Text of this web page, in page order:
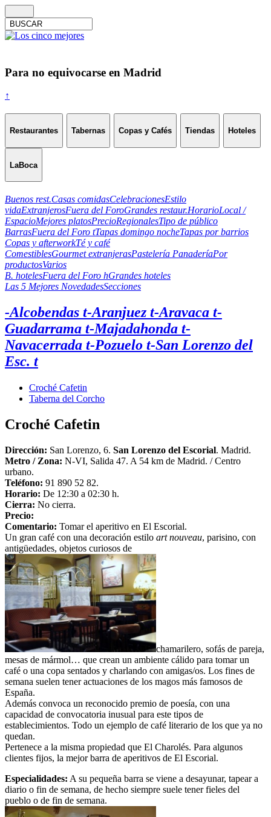
Para no equivocarse en Madrid
↑
Restaurantes Tabernas Copas y Cafés Tiendas Hoteles
LaBoca
Buenos rest.Casas comidasCelebracionesEstilo
vidaExtranjerosFuera del ForoGrandes restaur.HorarioLocal /
EspacioMejores platosPrecioRegionalesTipo de público
BarrasFuera del Foro tTapas domingo nocheTapas por barrios
Copas y afterworkTé y café
ComestiblesGourmet extranjerasPastelería PanaderíaPor
productosVarios
B. hotelesFuera del Foro hGrandes hoteles
Las 5 Mejores NovedadesSecciones
-Alcobendas t-Aranjuez t-Aravaca t-
Guadarrama t-Majadahonda t-
Navacerrada t-Pozuelo t-San Lorenzo del
Esc. t
Croché Cafetin
Taberna del Corcho
Croché Cafetin
Dirección: San Lorenzo, 6. San Lorenzo del Escorial. Madrid.
Metro / Zona: N-VI, Salida 47. A 54 km de Madrid. / Centro
urbano.
Teléfono: 91 890 52 82.
Horario: De 12:30 a 02:30 h.
Cierra: No cierra.
Precio:
Comentario: Tomar el aperitivo en El Escorial.
Un gran café con una decoración estilo art nouveau, parisino, con
antigüedades, objetos curiosos de
chamarilero, sofás de pareja,
mesas de mármol… que crean un ambiente cálido para tomar un
café o una copa sentados y charlando con amigas/os. Los fines de
semana suelen tener actuaciones de los magos más famosos de
España.
Además convoca un reconocido premio de poesía, con una
capacidad de convocatoria inusual para este tipos de
establecimientos. Todo un ejemplo de café literario de los que ya no
quedan.
Pertenece a la misma propiedad que El Charolés. Para algunos
clientes fijos, la mejor barra de aperitivos de El Escorial.
Especialidades: A su pequeña barra se viene a desayunar, tapear a
diario o fin de semana, de hecho siempre suele tener fieles del
pueblo o de fin de semana.